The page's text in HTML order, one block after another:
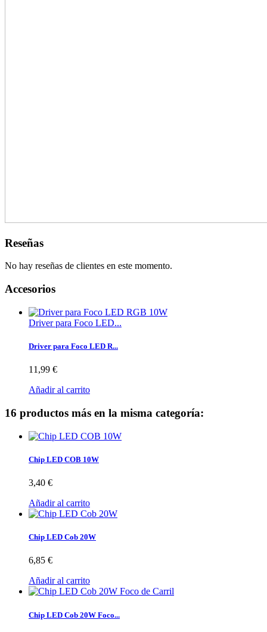
Reseñas
No hay reseñas de clientes en este momento.
Accesorios
Driver para Foco LED...
Driver para Foco LED R...
11,99 €
Añadir al carrito
16 productos más en la misma categoría:
Chip LED COB 10W
3,40 €
Añadir al carrito
Chip LED Cob 20W
6,85 €
Añadir al carrito
Chip LED Cob 20W Foco...